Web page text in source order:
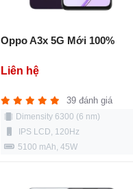
Oppo A3x 5G Mới 100%
Liên hệ
39 đánh giá
Dimensity 6300 (6 nm)
IPS LCD, 120Hz
5100 mAh, 45W